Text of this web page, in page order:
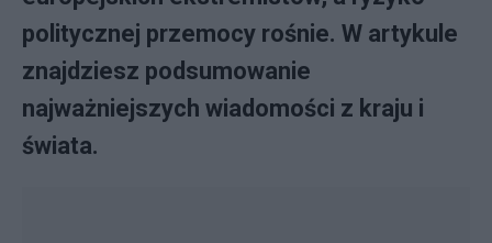
politycznej przemocy rośnie. W artykule
znajdziesz podsumowanie
najważniejszych wiadomości z kraju i
świata.